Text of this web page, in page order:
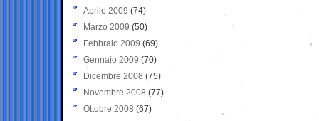
Aprile 2009 (74)
Marzo 2009 (50)
Febbraio 2009 (69)
Gennaio 2009 (70)
Dicembre 2008 (75)
Novembre 2008 (77)
Ottobre 2008 (67)